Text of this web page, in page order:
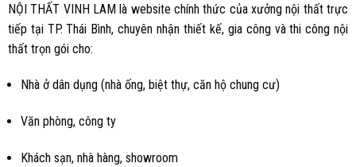
NỘI THẤT VINH LAM là website chính thức của xưởng nội thất trực
tiếp tại TP. Thái Bình, chuyên nhận thiết kế, gia công và thi công nội
thất trọn gói cho:
Nhà ở dân dụng (nhà ống, biệt thự, căn hộ chung cư)
Văn phòng, công ty
Khách sạn, nhà hàng, showroom